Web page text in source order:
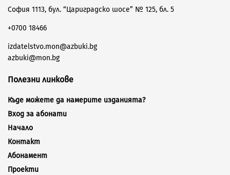
София 1113, бул. “Цариградско шосе” № 125, бл. 5
+0700 18466
izdatelstvo.mon@azbuki.bg
azbuki@mon.bg
Полезни линкове
Къде можете да намерите изданията?
Вход за абонати
Начало
Контакт
Абонамент
Проекти